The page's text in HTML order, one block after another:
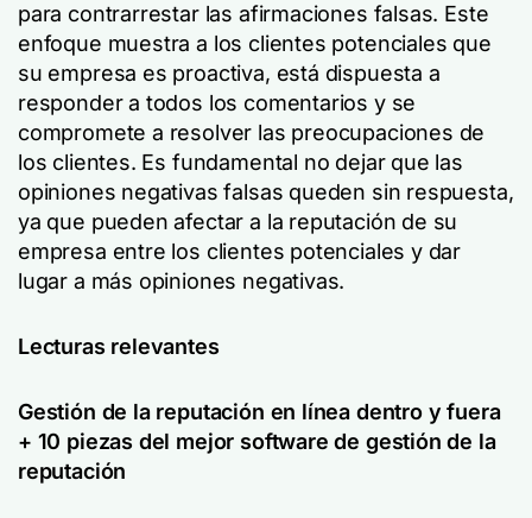
para contrarrestar las afirmaciones falsas. Este
enfoque muestra a los clientes potenciales que
su empresa es proactiva, está dispuesta a
responder a todos los comentarios y se
compromete a resolver las preocupaciones de
los clientes. Es fundamental no dejar que las
opiniones negativas falsas queden sin respuesta,
ya que pueden afectar a la reputación de su
empresa entre los clientes potenciales y dar
lugar a más opiniones negativas.
Lecturas relevantes
Gestión de la reputación en línea dentro y fuera
+ 10 piezas del mejor software de gestión de la
reputación